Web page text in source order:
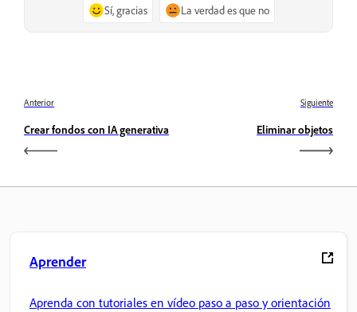
Sí, gracias La verdad es que no
Anterior
Crear fondos con IA generativa
Siguiente
Eliminar objetos
Aprender
Aprenda con tutoriales en vídeo paso a paso y orientación